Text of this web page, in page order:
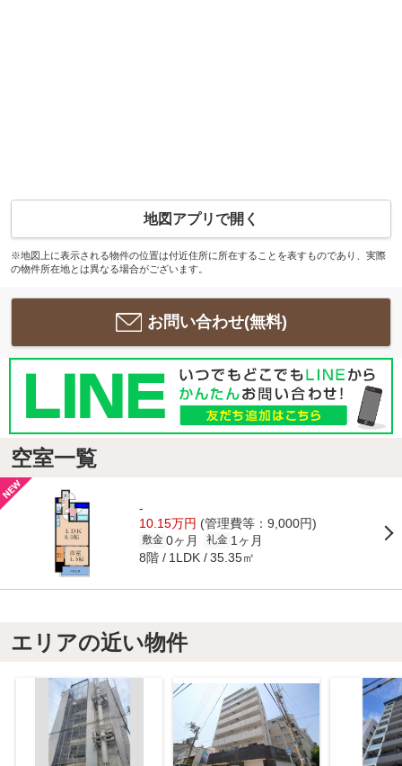
地図アプリで開く
※地図上に表示される物件の位置は付近住所に所在することを表すものであり、実際
の物件所在地とは異なる場合がございます。
お問い合わせ(無料)
空室一覧
-
10.15万円 (管理費等：9,000円)
敷金 0ヶ月 礼金 1ヶ月
8階 1LDK 35.35㎡
エリアの近い物件